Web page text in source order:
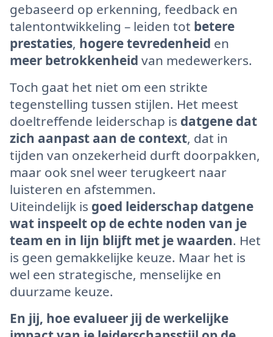
gebaseerd op erkenning, feedback en
talentontwikkeling – leiden tot betere
prestaties, hogere tevredenheid en
meer betrokkenheid van medewerkers.
Toch gaat het niet om een strikte
tegenstelling tussen stijlen. Het meest
doeltreffende leiderschap is datgene dat
zich aanpast aan de context, dat in
tijden van onzekerheid durft doorpakken,
maar ook snel weer terugkeert naar
luisteren en afstemmen.
Uiteindelijk is goed leiderschap datgene
wat inspeelt op de echte noden van je
team en in lijn blijft met je waarden. Het
is geen gemakkelijke keuze. Maar het is
wel een strategische, menselijke en
duurzame keuze.
En jij, hoe evalueer jij de werkelijke